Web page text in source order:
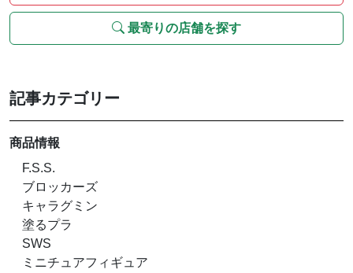
最寄りの店舗を探す
記事カテゴリー
商品情報
F.S.S.
ブロッカーズ
キャラグミン
塗るプラ
SWS
ミニチュアフィギュア